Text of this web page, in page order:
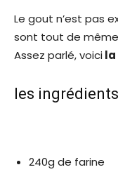
Le gout n’est pas
sont tout de
Assez parlé, voici
les
240g de farine